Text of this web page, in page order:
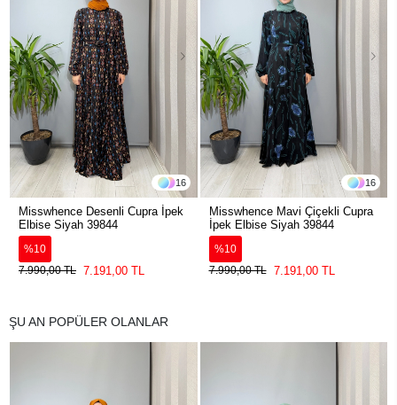
16
Misswhence Desenli Cupra İpek
Elbise Siyah 39844
%10
7.990,00 TL 7.191,00 TL
16
Misswhence Mavi Çiçekli Cupra
İpek Elbise Siyah 39844
%10
7.990,00 TL
7.191,00 TL
ŞU AN POPÜLER OLANLAR